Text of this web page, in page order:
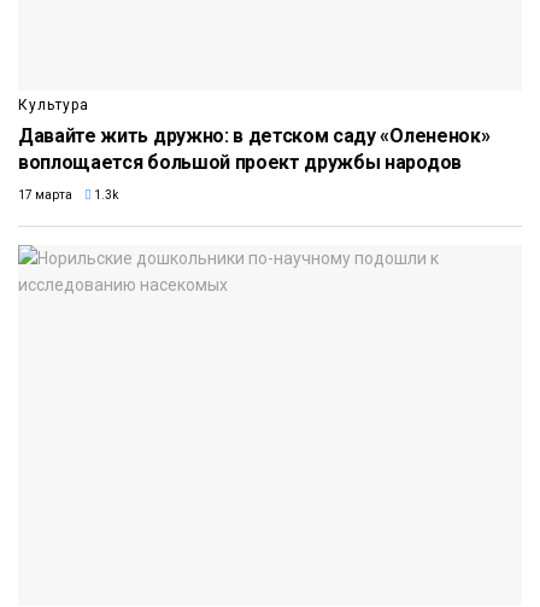
Культура
Давайте жить дружно: в детском саду «Олененок»
воплощается большой проект дружбы народов
17 марта 1.3k